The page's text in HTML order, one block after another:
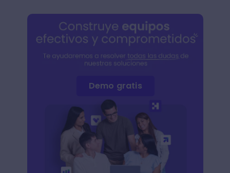
Demo gratis